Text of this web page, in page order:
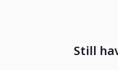
Still